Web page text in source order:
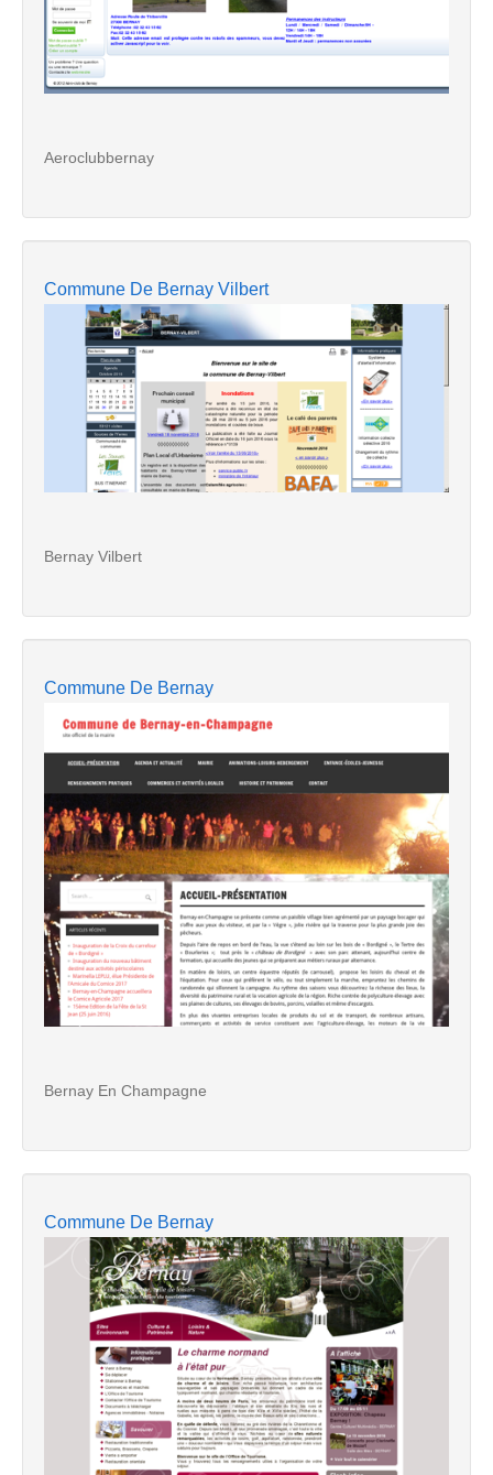
Aeroclubbernay
Commune De Bernay Vilbert
Bernay Vilbert
Commune De Bernay
Bernay En Champagne
Commune De Bernay